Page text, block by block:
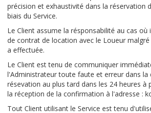
précision et exhaustivité dans la réservation
biais du Service.
Le Client assume la résponsabilité au cas où
de contrat de location avec le Loueur
a effectuée.
Le Client est tenu de communiquer
l'Administrateur toute faute et erreur dans la
résevation au plus tard dans les 24 heures à
la réception de la confirmation à l'adresse :
Tout Client utilisant le Service est tenu